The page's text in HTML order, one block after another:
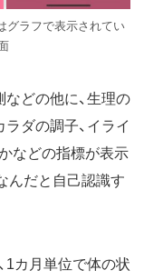
グラフで表示されてい
どの他に、生理の
ダの調子、イライ
などの指標が表示
んだと自己認識す
1カ月単位で体の状